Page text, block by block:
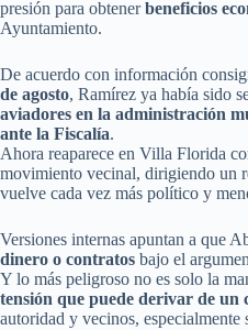
presión para obtenerbeneficios
Ayuntamiento.
De acuerdo con información
de agosto, Ramírez ya había sido
aviadores en la administración
ante la Fiscalía.
Ahora reaparece en Villa Florida
movimiento vecinal, dirigiendo un
vuelve cada vez más político y
Versiones internas apuntan a que
dinero o contratos bajo el
Y lo más peligroso no es solo la
tensión que puede derivar de un
autoridad y vecinos, especialmente